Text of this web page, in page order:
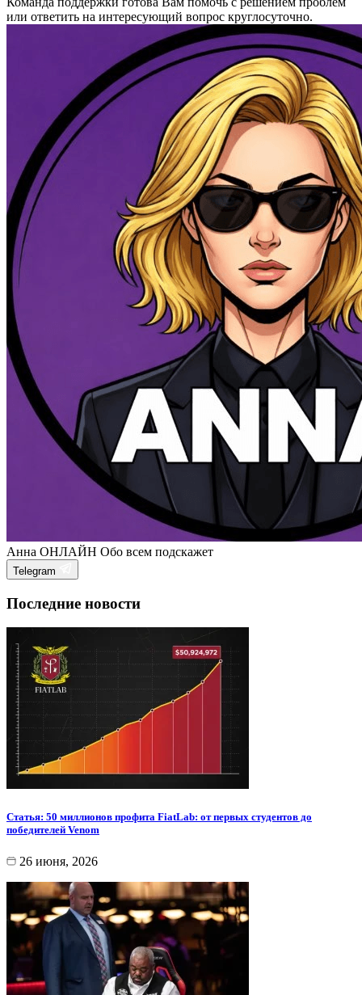
или ответить на интересующий вопрос круглосуточно.
Анна ОНЛАЙН Обо всем подскажет
Telegram
Последние новости
Статья: 50 миллионов профита FiatLab: от первых студентов до
победителей Venom
26 июня, 2026